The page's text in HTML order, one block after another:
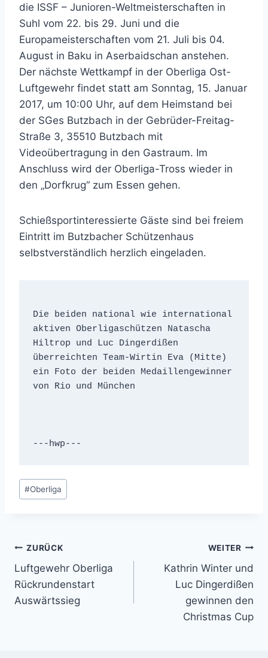
die ISSF – Junioren-Weltmeisterschaften in
Suhl vom 22. bis 29. Juni und die
Europameisterschaften vom 21. Juli bis 04.
August in Baku in Aserbaidschan anstehen.
Der nächste Wettkampf in der Oberliga Ost-
Luftgewehr findet statt am Sonntag, 15. Januar
2017, um 10:00 Uhr, auf dem Heimstand bei
der SGes Butzbach in der Gebrüder-Freitag-
Straße 3, 35510 Butzbach mit
Videoübertragung in den Gastraum. Im
Anschluss wird der Oberliga-Tross wieder in
den „Dorfkrug“ zum Essen gehen.
Schießsportinteressierte Gäste sind bei freiem
Eintritt im Butzbacher Schützenhaus
selbstverständlich herzlich eingeladen.
Die beiden national wie international
aktiven Oberligaschützen Natascha
Hiltrop und Luc Dingerdißen
überreichten Team-Wirtin Eva (Mitte)
ein Foto der beiden Medaillengewinner
von Rio und München
---hwp---
Schlagworte:
#Oberliga
Beitragsnavigation
ZURÜCK
Luftgewehr Oberliga
Rückrundenstart
Auswärtssieg
WEITER
Kathrin Winter und
Luc Dingerdißen
gewinnen den
Christmas Cup